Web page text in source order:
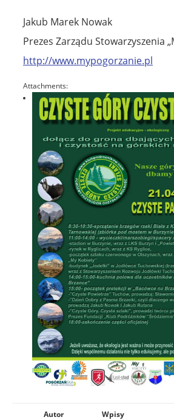
Jakub Marek Nowak
Prezes Zarządu Stowarzyszenia
http://www.mypogorzanie.pl
Attachments:
Autor Wpisy